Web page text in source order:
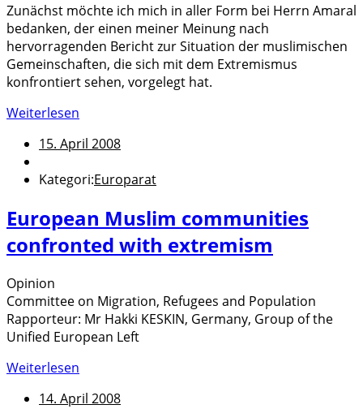
Zunächst möchte ich mich in aller Form bei Herrn Amaral
bedanken, der einen meiner Meinung nach
hervorragenden Bericht zur Situation der muslimischen
Gemeinschaften, die sich mit dem Extremismus
konfrontiert sehen, vorgelegt hat.
Weiterlesen
15. April 2008
Kategori:Europarat
European Muslim communities
confronted with extremism
Opinion
Committee on Migration, Refugees and Population
Rapporteur: Mr Hakki KESKIN, Germany, Group of the
Unified European Left
Weiterlesen
14. April 2008